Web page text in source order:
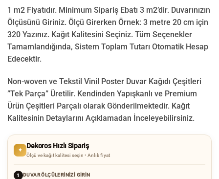
1 m2 Fiyatıdır. Minimum Sipariş Ebatı 3 m2’dir. Duvarınızın
Ölçüsünü Giriniz. Ölçü Girerken Örnek: 3 metre 20 cm için
320 Yazınız. Kağıt Kalitesini Seçiniz. Tüm Seçenekler
Tamamlandığında, Sistem Toplam Tutarı Otomatik Hesap
Edecektir.
Non-woven ve Tekstil Vinil Poster Duvar Kağıdı Çeşitleri
”Tek Parça” Üretilir. Kendinden Yapışkanlı ve Premium
Ürün Çeşitleri Parçalı olarak Gönderilmektedir. Kağıt
Kalitesinin Detaylarını Açıklamadan İnceleyebilirsiniz.
✦
Dekoros Hızlı Sipariş
Ölçü ve kağıt kalitesi seçin • Anlık fiyat
1 DUVAR ÖLÇÜLERINIZI GIRIN